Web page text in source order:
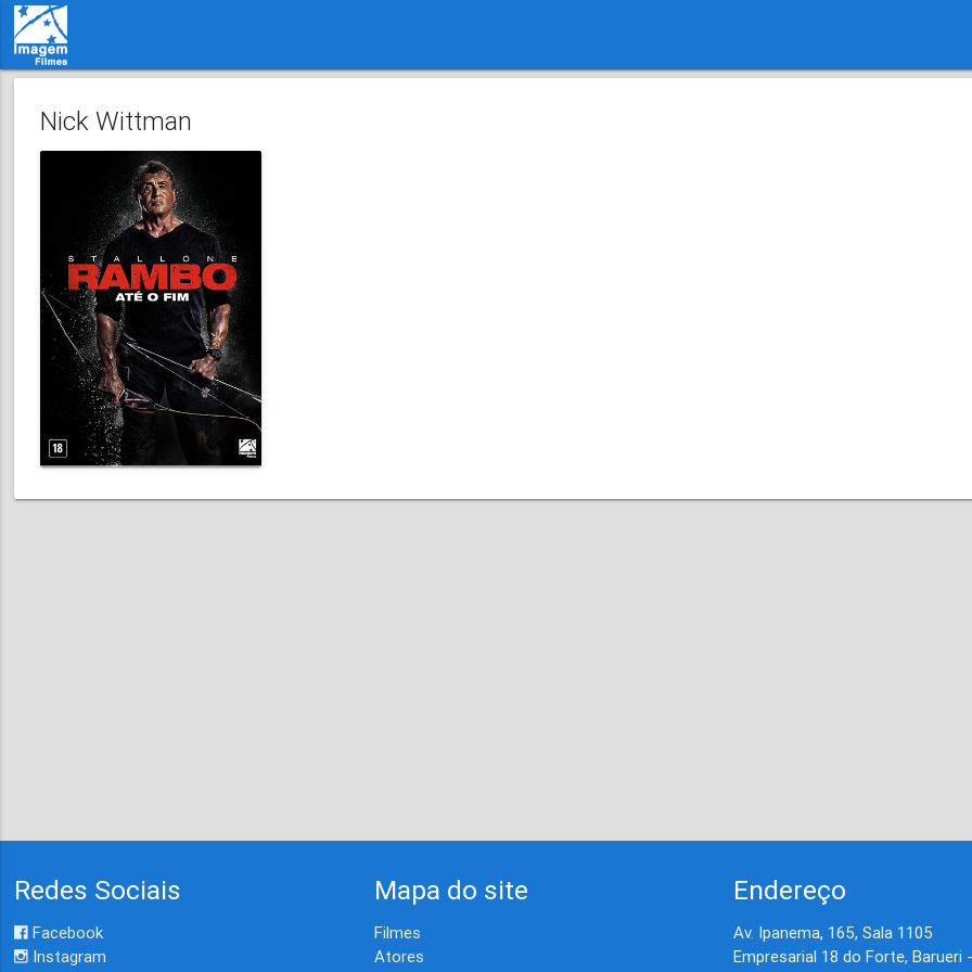
Nick Wittman
Redes Sociais
Facebook
Instagram
Mapa do site
Filmes
Atores
Endereço
Av. Ipanema, 165, Sala 1105
Empresarial 18 do Forte, Barueri